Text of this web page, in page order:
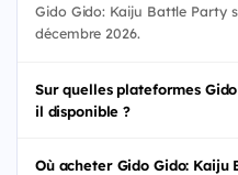
Gido Gido: Kaiju Battle Party
décembre 2026.
Sur quelles plateformes
il disponible ?
Où acheter Gido Gido: Kaiju